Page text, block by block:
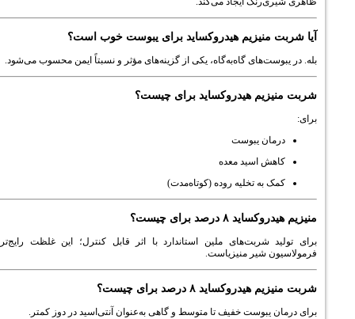
هیدروکساید برای یبوست خوب است؟
گاه‌به‌گاه، یکی از گزینه‌های مؤثر و نسبتاً ایمن محسوب می‌شود.
هیدروکساید برای چیست؟
به تخلیه روده (کوتاه‌مدت)
درصد برای چیست؟
شربت‌های ملین استاندارد با اثر قابل کنترل؛ این غلظت رایج‌ترین
شیر منیزیاست.
۸ درصد برای چیست؟
خفیف تا متوسط و گاهی به‌عنوان آنتی‌اسید در دوز کمتر.